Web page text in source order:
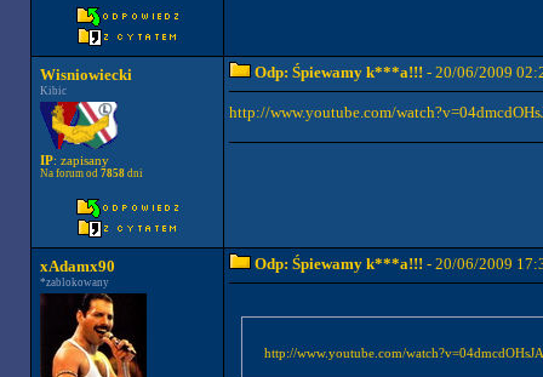
Wisniowiecki
Kibic
IP: zapisany
Na forum od 7858dni
Odp: Śpiewamy k***a!!! - 20/06/2009
http://www.youtube.com/
xAdamx90
*zablokowany
Odp: Śpiewamy k***a!!! - 20/06/2009
http://www.youtube.com/